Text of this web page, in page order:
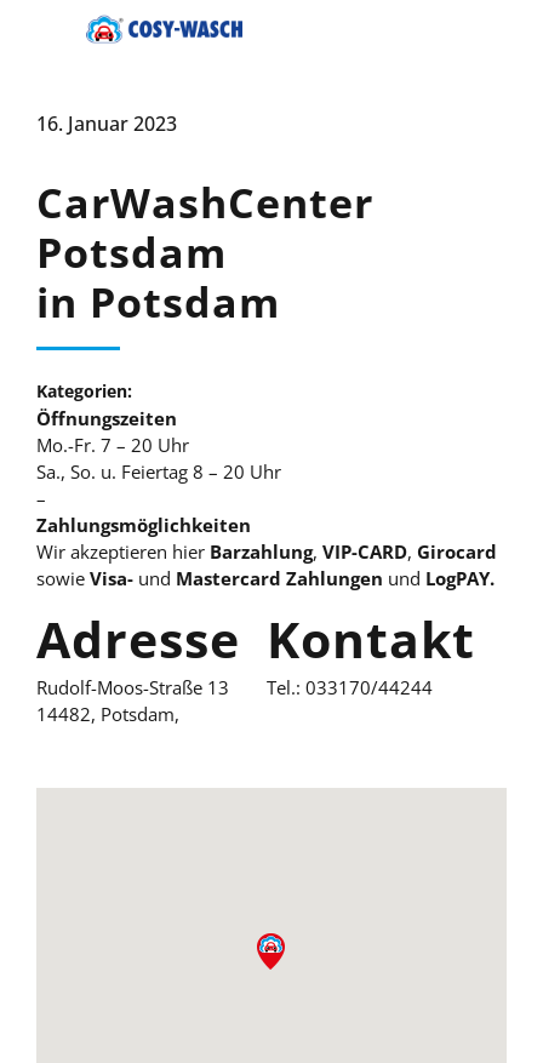
16. Januar 2023
CarWashCenter
Potsdam
in Potsdam
Kategorien:
Öffnungszeiten
Mo.-Fr. 7 – 20 Uhr
Sa., So. u. Feiertag 8 – 20 Uhr
–
Zahlungsmöglichkeiten
Wir akzeptieren hier Barzahlung, VIP-CARD, Girocard
sowie Visa- und Mastercard Zahlungen und LogPAY.
Adresse
Rudolf-Moos-Straße 13
14482, Potsdam,
Kontakt
Tel.:033170/44244